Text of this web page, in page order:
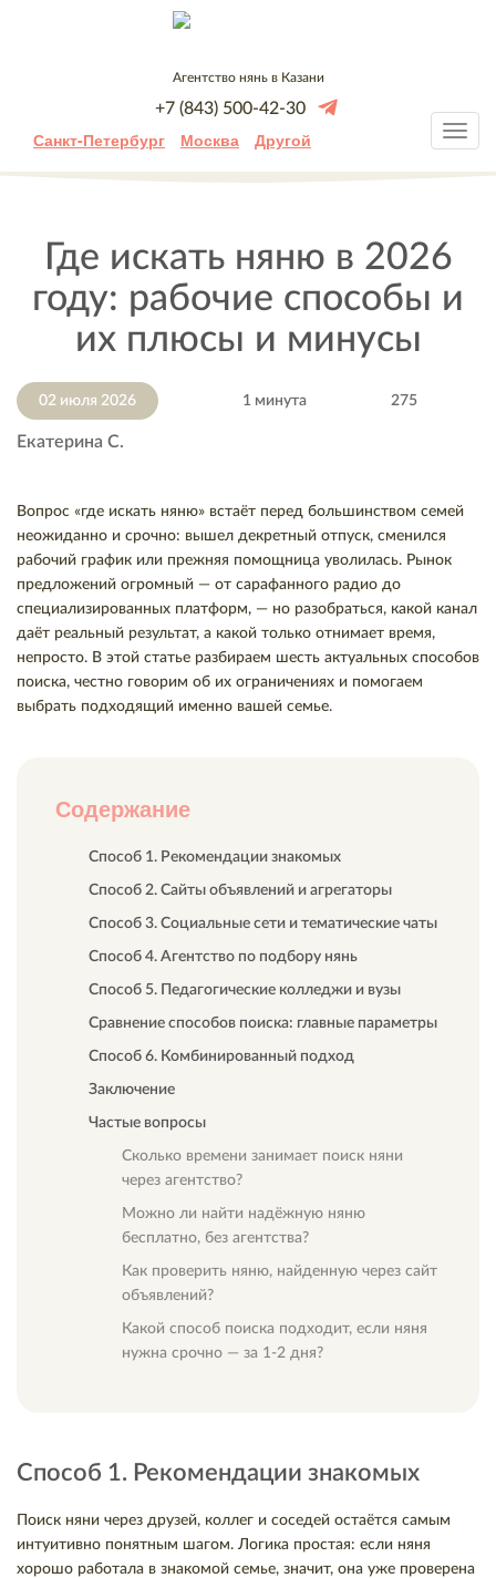
Агентство нянь в Казани
+7 (843) 500-42-30
Санкт-Петербург Москва Другой
Где искать няню в 2026
году: рабочие способы и
их плюсы и минусы
02 июля 2026 1 минута 275
Екатерина С.
Вопрос «где искать няню» встаёт перед большинством семей
неожиданно и срочно: вышел декретный отпуск, сменился
рабочий график или прежняя помощница уволилась. Рынок
предложений огромный — от сарафанного радио до
специализированных платформ, — но разобраться, какой канал
даёт реальный результат, а какой только отнимает время,
непросто. В этой статье разбираем шесть актуальных способов
поиска, честно говорим об их ограничениях и помогаем
выбрать подходящий именно вашей семье.
Содержание
Способ 1. Рекомендации знакомых
Способ 2. Сайты объявлений и агрегаторы
Способ 3. Социальные сети и тематические чаты
Способ 4. Агентство по подбору нянь
Способ 5. Педагогические колледжи и вузы
Сравнение способов поиска: главные параметры
Способ 6. Комбинированный подход
Заключение
Частые вопросы
Сколько времени занимает поиск няни
через агентство?
Можно ли найти надёжную няню
бесплатно, без агентства?
Как проверить няню, найденную через сайт
объявлений?
Какой способ поиска подходит, если няня
нужна срочно — за 1-2 дня?
Способ 1. Рекомендации знакомых
Поиск няни через друзей, коллег и соседей остаётся самым
интуитивно понятным шагом. Логика простая: если няня
хорошо работала в знакомой семье, значит, она уже проверена